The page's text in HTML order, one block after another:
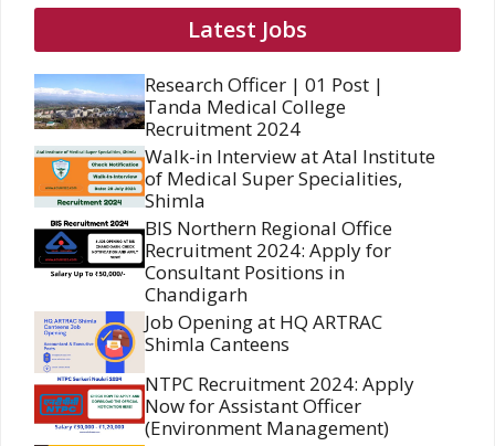
Latest Jobs
Research Officer | 01 Post |
Tanda Medical College
Recruitment 2024
Walk-in Interview at Atal Institute
of Medical Super Specialities,
Shimla
BIS Northern Regional Office
Recruitment 2024: Apply for
Consultant Positions in
Chandigarh
Job Opening at HQ ARTRAC
Shimla Canteens
NTPC Recruitment 2024: Apply
Now for Assistant Officer
(Environment Management)